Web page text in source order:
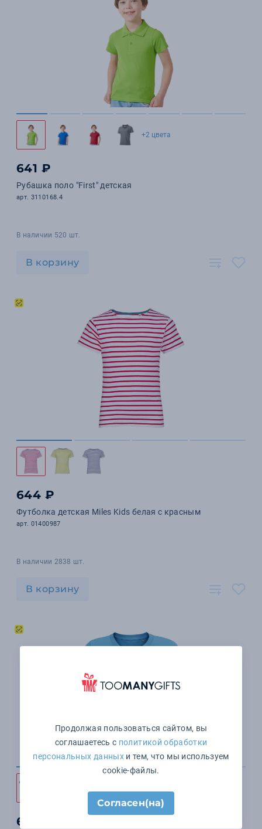
+2 цвета
641 ₽
Рубашка поло "First" детская
арт. 3110168.4
В наличии 520 шт.
В корзину
644 ₽
Футболка детская Miles Kids белая с красным
арт. 01400987
В наличии 2838 шт.
В корзину
цветов
613 ₽
Продолжая пользоваться сайтом, вы
соглашаетесь с политикой обработки
персональных данныхи тем, что мы используем
cookie-файлы.
Согласен(на)